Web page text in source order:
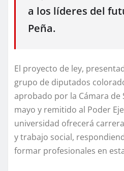
a los líderes del
Peña.
El proyecto de ley,
grupo de diputados
aprobado por la Cámara de
mayo y remitido al Poder
universidad ofrecerá
y trabajo social,
formar profesionales en